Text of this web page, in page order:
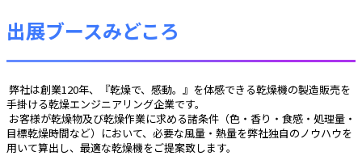
出展ブースみどころ
手掛ける乾燥エンジニアリング企業です。
目標乾燥時間など）において、必要な風量・熱量を弊社独自のノウハウを
用いて算出し、最適な乾燥機をご提案致します。